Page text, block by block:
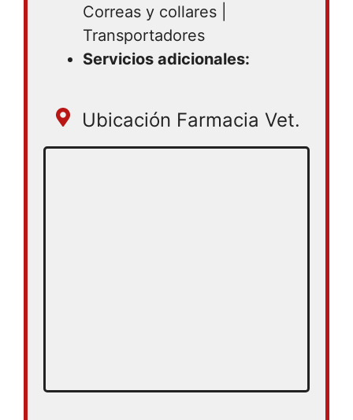
Correas y collares |
Transportadores
Servicios adicionales:
Ubicación Farmacia Vet.